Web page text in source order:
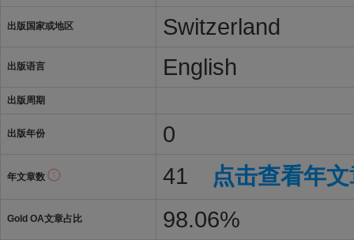
出版国家或地区 Switzerland
出版语言 English
出版周期
出版年份 0
年文章数 41 点击查看年
Gold OA文章占比 98.06%